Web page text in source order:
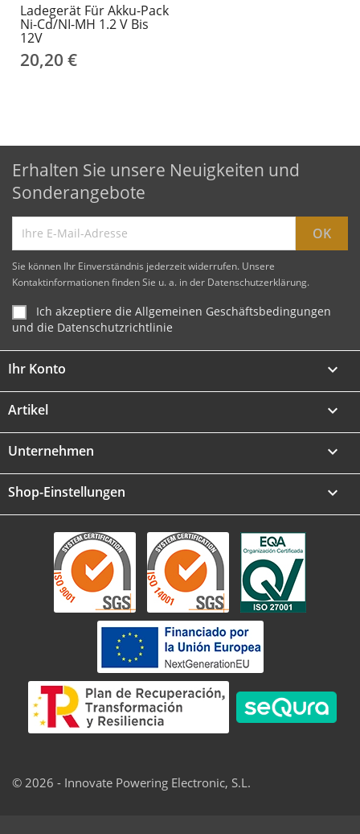
Ladegerät Für Akku-Pack
Ni-Cd/NI-MH 1.2 V Bis
12V
20,20 €
Erhalten Sie unsere Neuigkeiten und
Sonderangebote
Sie können Ihr Einverständnis jederzeit widerrufen. Unsere
Kontaktinformationen finden Sie u. a. in der Datenschutzerklärung.
Ich akzeptiere die Allgemeinen Geschäftsbedingungen
und die Datenschutzrichtlinie
Ihr Konto 
Artikel 
Unternehmen 
Shop-Einstellungen keyboard_arrow_down
© 2026 - Innovate Powering Electronic, S.L.